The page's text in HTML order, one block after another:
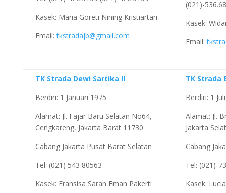
Kasek: Maria Goreti Nining Kristiartari
Email:tkstradajb@gmail.com
(021)-
Kasek:
Email:
TK Strada Dewi Sartika II
Berdiri: 1 Januari 1975
Alamat: Jl. Fajar Baru Selatan No64,
Cengkareng, Jakarta Barat 11730
Cabang Jakarta Pusat Barat Selatan
Tel: (021) 543 80563
Kasek: Fransisa Saran Eman Pakerti
TK Strada
Berdiri: 1
Alamat: Jl.
Jakarta
Cabang
Tel: (021)-
Kasek: